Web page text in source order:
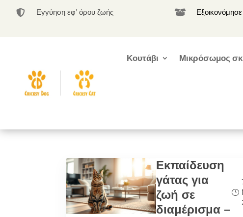
 Εγγύηση εφ’ όρου ζωής 
Κουτάβι Μικρόσωμος
Εκπαίδευση
γάτας για
ζωή σε
διαμέρισμα –